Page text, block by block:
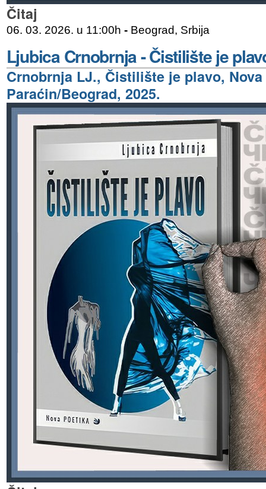
Čitaj
06. 03. 2026. u 11:00h - Beograd, Srbija
Ljubica Crnobrnja - Čistilište je
Crnobrnja LJ., Čistilište je plavo,
Paraćin/Beograd, 2025.